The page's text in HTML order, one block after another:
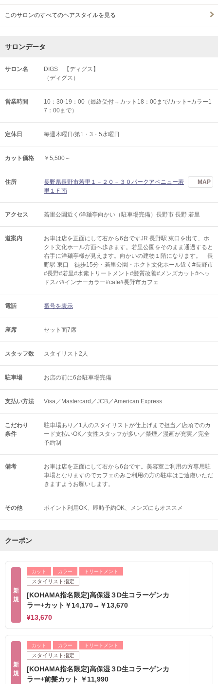
このサロンのすべてのヘアスタイルを見る
サロンデータ
サロン名
DIGS 【ディグス】
（ディグス）
営業時間
10：30-19：00（最終受付→カット18：00まで/カット+カラー1
7：00まで）
定休日 毎週木曜日/第1・3・5水曜日
カット価格 ￥5,500～
住所
長野県長野市若里１－２０－３０パークアベニュー若
里１Ｆ南
MAP
アクセス 若里公園近く/洋麺亭向かい（駐車場完備）長野市 長野 若里
道案内
お車は店を正面にして右から6台ですJR 長野駅 東口を出て、ホ
クト文化ホール方面へ歩きます。若里公園をそのまま通過すると
右手に洋麺亭様が見えます。向かいの建物１階になります。 長
野駅 東口 徒歩15分・若里公園・ホクト文化ホール近く#長野市
#長野#若里#水素トリートメント#髪質改善#メンズカット#ヘッ
ドスパ#インナーカラー#cafe#長野市カフェ
電話 番号を表示
座席 セット面7席
スタッフ数 スタイリスト2人
駐車場 お店の前に6台駐車場完備
支払い方法 Visa／Mastercard／JCB／American Express
こだわり
条件
駐車場あり／1人のスタイリストが仕上げまで担当／店頭でのカ
ード支払いOK／女性スタッフが多い／禁煙／漫画が充実／完全
予約制
備考
お車は店を正面にして右から6台です。美容室ご利用の方専用駐
車場となりますのでカフェのみご利用の方の駐車はご遠慮いただ
きますようお願いします。
その他 ポイント利用OK 即時予約OK メンズにもオススメ
クーポン
新
規
カット カラー トリートメント
スタイリスト指定
[KOHAMA指名限定]高保湿３D生コラーゲンカ
ラー+カット￥14,170→￥13,670
¥13,670
新
規
カット カラー トリートメント
スタイリスト指定
[KOHAMA指名限定]高保湿３D生コラーゲンカ
ラー+前髪カット ￥11,990